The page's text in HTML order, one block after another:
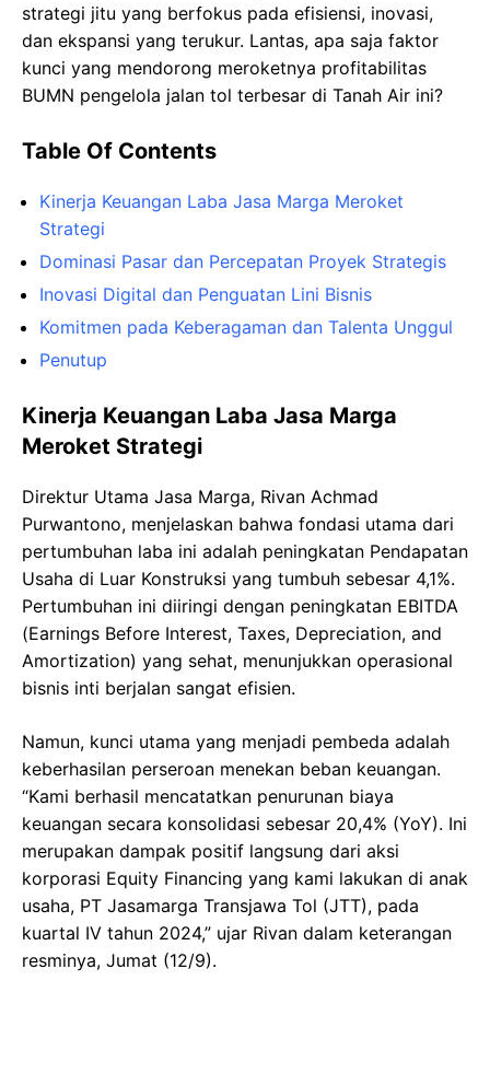
strategi jitu yang berfokus pada efisiensi, inovasi,
dan ekspansi yang terukur. Lantas, apa saja faktor
kunci yang mendorong meroketnya profitabilitas
BUMN pengelola jalan tol terbesar di Tanah Air ini?
Table Of Contents
Kinerja Keuangan Laba Jasa Marga Meroket
Strategi
Dominasi Pasar dan Percepatan Proyek Strategis
Inovasi Digital dan Penguatan Lini Bisnis
Komitmen pada Keberagaman dan Talenta Unggul
Penutup
Kinerja Keuangan Laba Jasa Marga
Meroket Strategi
Direktur Utama Jasa Marga, Rivan Achmad
Purwantono, menjelaskan bahwa fondasi utama dari
pertumbuhan laba ini adalah peningkatan Pendapatan
Usaha di Luar Konstruksi yang tumbuh sebesar 4,1%.
Pertumbuhan ini diiringi dengan peningkatan EBITDA
(Earnings Before Interest, Taxes, Depreciation, and
Amortization) yang sehat, menunjukkan operasional
bisnis inti berjalan sangat efisien.
Namun, kunci utama yang menjadi pembeda adalah
keberhasilan perseroan menekan beban keuangan.
“Kami berhasil mencatatkan penurunan biaya
keuangan secara konsolidasi sebesar 20,4% (YoY). Ini
merupakan dampak positif langsung dari aksi
korporasi Equity Financing yang kami lakukan di anak
usaha, PT Jasamarga Transjawa Tol (JTT), pada
kuartal IV tahun 2024,” ujar Rivan dalam keterangan
resminya, Jumat (12/9).